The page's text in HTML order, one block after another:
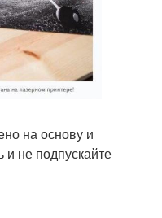
на основу и
и не подпускайте